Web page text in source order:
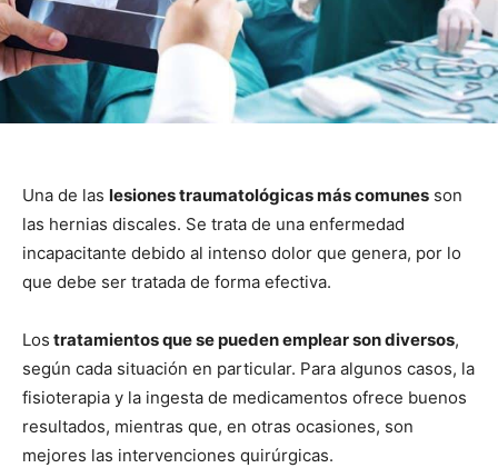
Una de las lesiones traumatológicas más comunes son
las hernias discales. Se trata de una enfermedad
incapacitante debido al intenso dolor que genera, por lo
que debe ser tratada de forma efectiva.
Los tratamientos que se pueden emplear son diversos,
según cada situación en particular. Para algunos casos, la
fisioterapia y la ingesta de medicamentos ofrece buenos
resultados, mientras que, en otras ocasiones, son
mejores las intervenciones quirúrgicas.